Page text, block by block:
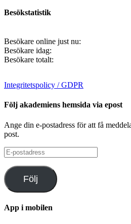
Besökstatistik
Besökare online just nu:
Besökare idag:
Besökare totalt:
Integritetspolicy / GDPR
Följ akademiens hemsida via epost
Ange din e-postadress för att få
post.
E-
postadress
Följ
App i mobilen